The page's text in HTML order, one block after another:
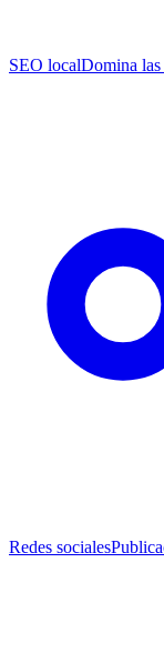
SEO localDomina las
Redes sociales